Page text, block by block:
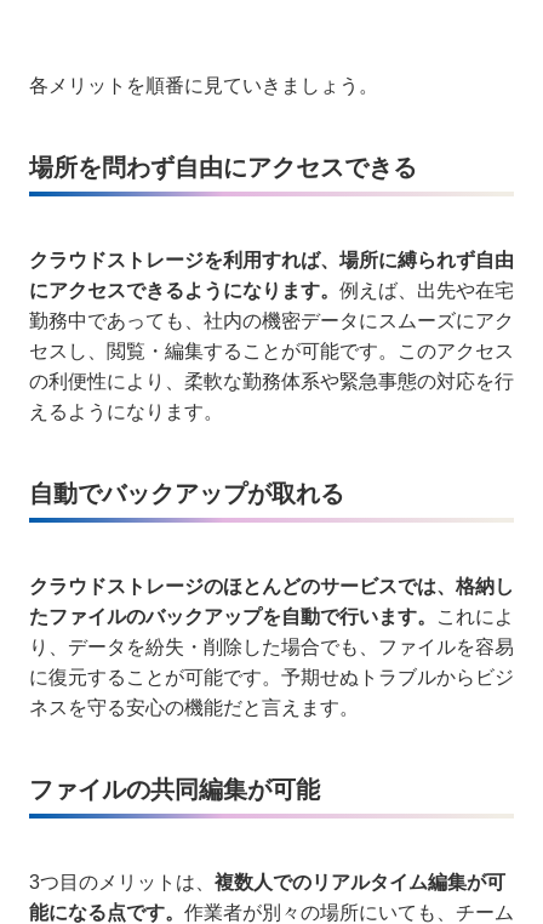
各メリットを順番に見ていきましょう。
場所を問わず自由にアクセスできる
クラウドストレージを利用すれば、場所に縛られず自由
にアクセスできるようになります。 例えば、出先や在宅
勤務中であっても、社内の機密データにスムーズにアク
セスし、閲覧・編集することが可能です。このアクセス
の利便性により、柔軟な勤務体系や緊急事態の対応を行
えるようになります。
自動でバックアップが取れる
クラウドストレージのほとんどのサービスでは、格納し
たファイルのバックアップを自動で行います。
これによ
り、データを紛失・削除した場合でも、ファイルを容易
に復元することが可能です。予期せぬトラブルからビジ
ネスを守る安心の機能だと言えます。
ファイルの共同編集が可能
3つ目のメリットは、 複数人でのリアルタイム編集が可
能になる点です。 作業者が別々の場所にいても、チーム